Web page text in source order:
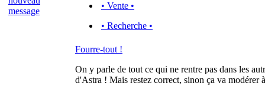
• Vente •
• Recherche •
Fourre-tout !
On y parle de tout ce qui ne rentre pas dans les
d'Astra ! Mais restez correct, sinon ça va modérer